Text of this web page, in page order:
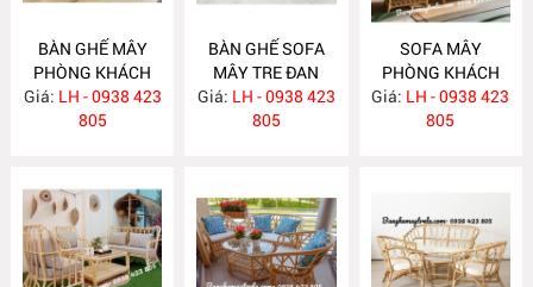
BÀN GHẾ MÂY
PHÒNG KHÁCH
NHỎ GỌN MA814
Giá: LH - 0938 423
805
BÀN GHẾ SOFA
MÂY TRE ĐAN
MA813
Giá: LH - 0938 423
805
SOFA MÂY
PHÒNG KHÁCH
MA812
Giá: LH - 0938 423
805